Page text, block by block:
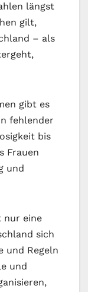
längst
gilt,
– als
gibt es
fehlender
bis
Frauen
und
nur eine
sich
und Regeln
und